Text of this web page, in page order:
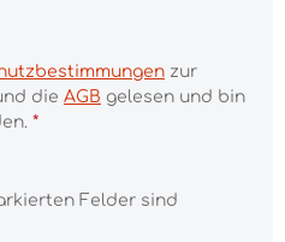
zur
die AGB gelesen und bin
*
Felder sind